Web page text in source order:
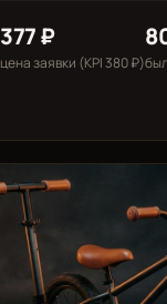
377 ₽
цена заявки (KPI 380 ₽)